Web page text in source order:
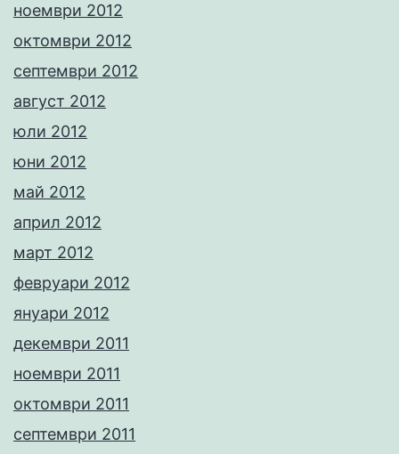
ноември 2012
октомври 2012
септември 2012
август 2012
юли 2012
юни 2012
май 2012
април 2012
март 2012
февруари 2012
януари 2012
декември 2011
ноември 2011
октомври 2011
септември 2011